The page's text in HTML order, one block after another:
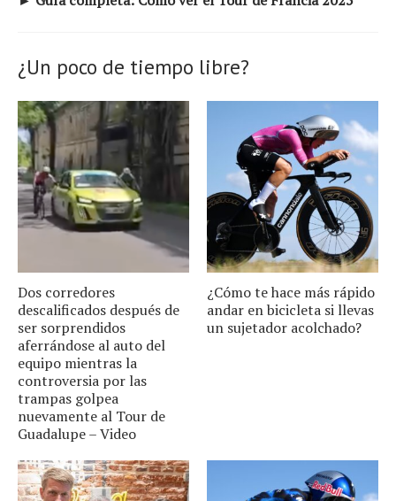
¿Un poco de tiempo libre?
Dos corredores
descalificados después de
ser sorprendidos
aferrándose al auto del
equipo mientras la
controversia por las
trampas golpea
nuevamente al Tour de
Guadalupe – Video
¿Cómo te hace más rápido
andar en bicicleta si llevas
un sujetador acolchado?